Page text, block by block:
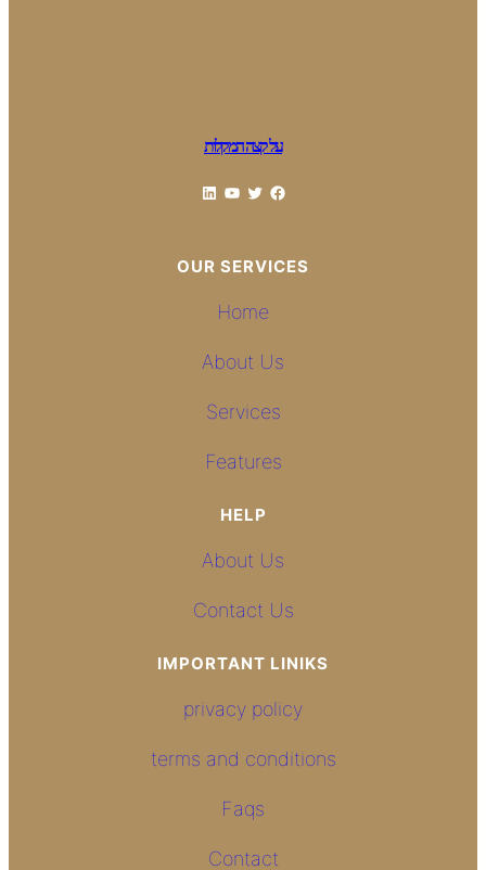
על קצה המקלות
Facebook
Twitter
YouTube
LinkedIn
OUR SERVICES
Home
About Us
Services
Features
HELP
About Us
Contact Us
IMPORTANT LINIKS
privacy policy
terms and conditions
Faqs
Contact